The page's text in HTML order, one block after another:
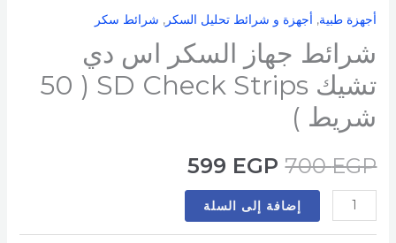
أجهزة طبية, أجهزة و شرائط تحليل السكر , شرائط سكر
شرائط جهاز السكر اس دي
تشيك SD Check Strips ( 50
شريط )
700EGP
599 EGP
إضافة إلى السلة